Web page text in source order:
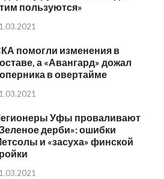
пользуются»
помогли изменения в
а «Авангард» дожал
в овертайме
Уфы проваливают
дерби»: ошибки
и «засуха» финской